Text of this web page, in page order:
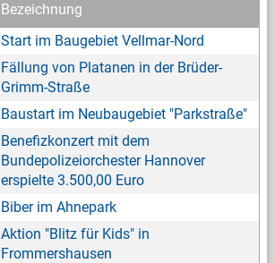
Bezeichnung
Start im Baugebiet Vellmar-Nord
Fällung von Platanen in der Brüder-
Grimm-Straße
Baustart im Neubaugebiet "Parkstraße"
Benefizkonzert mit dem
Bundepolizeiorchester Hannover
erspielte 3.500,00 Euro
Biber im Ahnepark
Aktion "Blitz für Kids" in
Frommershausen